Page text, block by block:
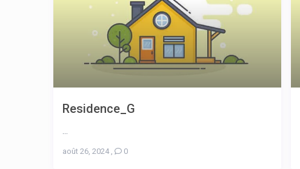
Residence_G
août 26, 2024, 0